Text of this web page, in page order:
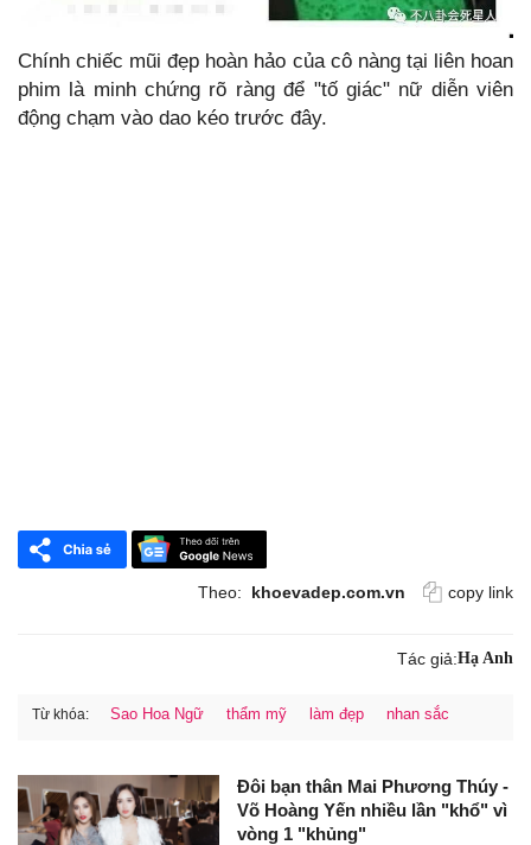
Chính chiếc mũi đẹp hoàn hảo của cô nàng tại liên hoan
phim là minh chứng rõ ràng để "tố giác" nữ diễn viên
động chạm vào dao kéo trước đây.
Theo: khoevadep.com.vn copy link
Tác giả:Hạ Anh
Từ khóa: Sao Hoa Ngữ thẩm mỹ làm đẹp nhan sắc
Đôi bạn thân Mai Phương Thúy -
Võ Hoàng Yến nhiều lần "khổ" vì
vòng 1 "khủng"